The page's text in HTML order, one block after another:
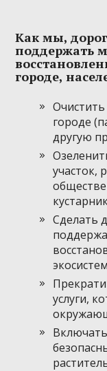
Как мы,
поддержать
городе,
городе
другую
участок,
Сделать
услуги,